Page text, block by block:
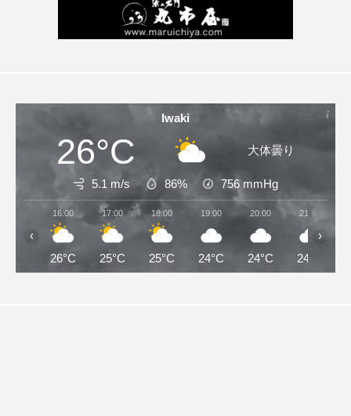
Iwaki
26°C 大体曇り
5.1 m/s 86% 756 mmHg
16:00
26°C
17:00
25°C
18:00
25°C
19:00
24°C
20:00
24°C
21:00
24°C
‹ ›